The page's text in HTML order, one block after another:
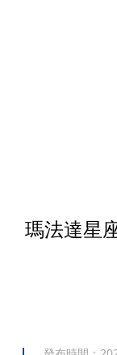
瑪法達星